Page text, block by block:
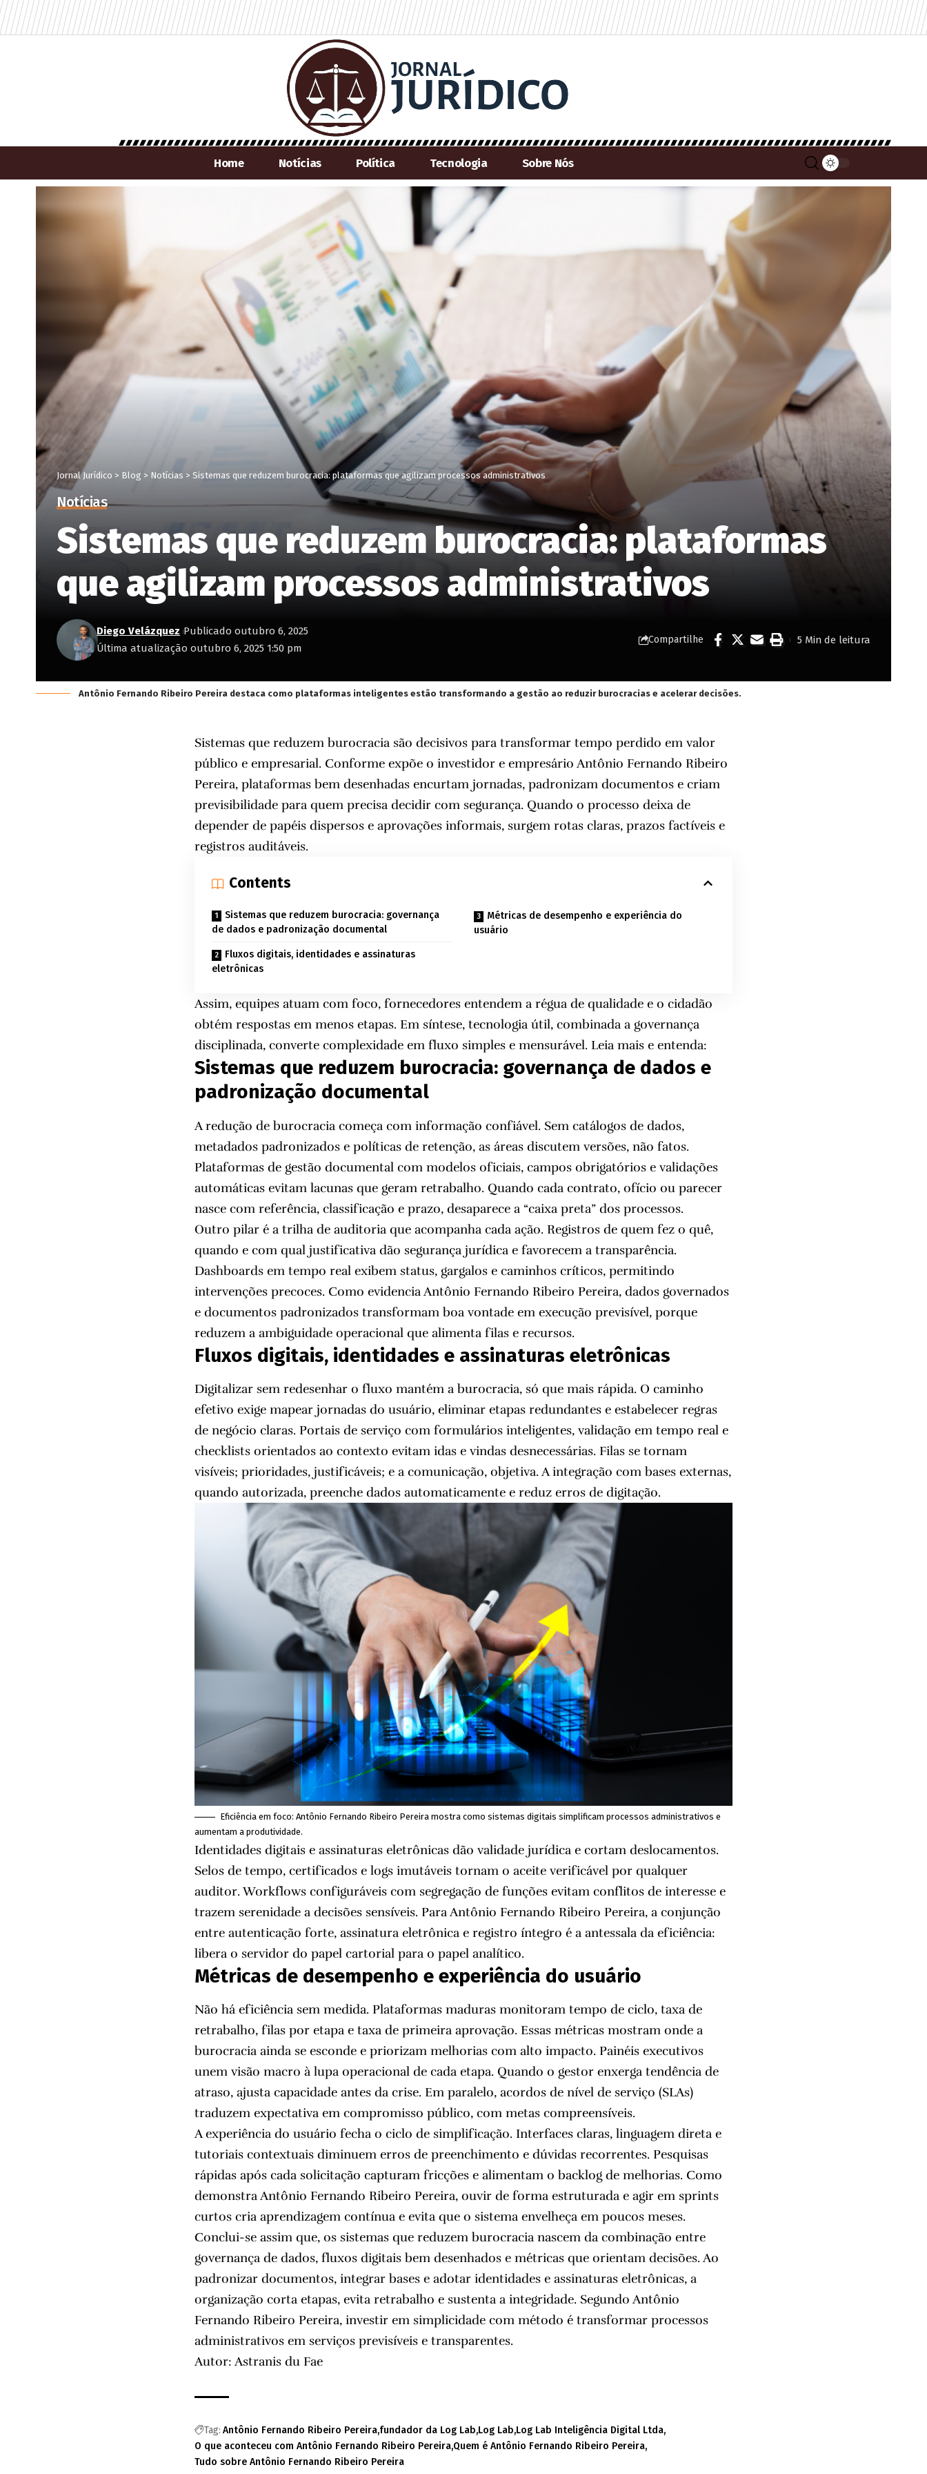
Home Notícias Política Tecnologia Sobre Nós
Jornal Jurídico > Blog > Notícias > Sistemas que reduzem burocracia: plataformas que agilizam processos administrativos
Notícias
Sistemas que reduzem burocracia: plataformas
que agilizam processos administrativos
Última atualização outubro 6, 2025 1:50 pm
Diego Velázquez Publicado outubro 6, 2025
Compartilhe 5 Min de leitura
Antônio Fernando Ribeiro Pereira destaca como plataformas inteligentes estão transformando a gestão ao reduzir burocracias e acelerar decisões.
Sistemas que reduzem burocracia são decisivos para transformar tempo perdido em valor
público e empresarial. Conforme expõe o investidor e empresário Antônio Fernando Ribeiro
Pereira, plataformas bem desenhadas encurtam jornadas, padronizam documentos e criam
previsibilidade para quem precisa decidir com segurança. Quando o processo deixa de
depender de papéis dispersos e aprovações informais, surgem rotas claras, prazos factíveis e
registros auditáveis.
Contents
Sistemas que reduzem burocracia: governança
de dados e padronização documental
Fluxos digitais, identidades e assinaturas
eletrônicas
Métricas de desempenho e experiência do
usuário
Assim, equipes atuam com foco, fornecedores entendem a régua de qualidade e o cidadão
obtém respostas em menos etapas. Em síntese, tecnologia útil, combinada a governança
disciplinada, converte complexidade em fluxo simples e mensurável. Leia mais e entenda:
Sistemas que reduzem burocracia: governança de dados e
padronização documental
A redução de burocracia começa com informação confiável. Sem catálogos de dados,
metadados padronizados e políticas de retenção, as áreas discutem versões, não fatos.
Plataformas de gestão documental com modelos oficiais, campos obrigatórios e validações
automáticas evitam lacunas que geram retrabalho. Quando cada contrato, ofício ou parecer
nasce com referência, classificação e prazo, desaparece a “caixa preta” dos processos.
Outro pilar é a trilha de auditoria que acompanha cada ação. Registros de quem fez o quê,
quando e com qual justificativa dão segurança jurídica e favorecem a transparência.
Dashboards em tempo real exibem status, gargalos e caminhos críticos, permitindo
intervenções precoces. Como evidencia Antônio Fernando Ribeiro Pereira, dados governados
e documentos padronizados transformam boa vontade em execução previsível, porque
reduzem a ambiguidade operacional que alimenta filas e recursos.
Fluxos digitais, identidades e assinaturas eletrônicas
Digitalizar sem redesenhar o fluxo mantém a burocracia, só que mais rápida. O caminho
efetivo exige mapear jornadas do usuário, eliminar etapas redundantes e estabelecer regras
de negócio claras. Portais de serviço com formulários inteligentes, validação em tempo real e
checklists orientados ao contexto evitam idas e vindas desnecessárias. Filas se tornam
visíveis; prioridades, justificáveis; e a comunicação, objetiva. A integração com bases externas,
quando autorizada, preenche dados automaticamente e reduz erros de digitação.
Eficiência em foco: Antônio Fernando Ribeiro Pereira mostra como sistemas digitais simplificam processos administrativos e
aumentam a produtividade.
Identidades digitais e assinaturas eletrônicas dão validade jurídica e cortam deslocamentos.
Selos de tempo, certificados e logs imutáveis tornam o aceite verificável por qualquer
auditor. Workflows configuráveis com segregação de funções evitam conflitos de interesse e
trazem serenidade a decisões sensíveis. Para Antônio Fernando Ribeiro Pereira, a conjunção
entre autenticação forte, assinatura eletrônica e registro íntegro é a antessala da eficiência:
libera o servidor do papel cartorial para o papel analítico.
Métricas de desempenho e experiência do usuário
Não há eficiência sem medida. Plataformas maduras monitoram tempo de ciclo, taxa de
retrabalho, filas por etapa e taxa de primeira aprovação. Essas métricas mostram onde a
burocracia ainda se esconde e priorizam melhorias com alto impacto. Painéis executivos
unem visão macro à lupa operacional de cada etapa. Quando o gestor enxerga tendência de
atraso, ajusta capacidade antes da crise. Em paralelo, acordos de nível de serviço (SLAs)
traduzem expectativa em compromisso público, com metas compreensíveis.
A experiência do usuário fecha o ciclo de simplificação. Interfaces claras, linguagem direta e
tutoriais contextuais diminuem erros de preenchimento e dúvidas recorrentes. Pesquisas
rápidas após cada solicitação capturam fricções e alimentam o backlog de melhorias. Como
demonstra Antônio Fernando Ribeiro Pereira, ouvir de forma estruturada e agir em sprints
curtos cria aprendizagem contínua e evita que o sistema envelheça em poucos meses.
Conclui-se assim que, os sistemas que reduzem burocracia nascem da combinação entre
governança de dados, fluxos digitais bem desenhados e métricas que orientam decisões. Ao
padronizar documentos, integrar bases e adotar identidades e assinaturas eletrônicas, a
organização corta etapas, evita retrabalho e sustenta a integridade. Segundo Antônio
Fernando Ribeiro Pereira, investir em simplicidade com método é transformar processos
administrativos em serviços previsíveis e transparentes.
Autor: Astranis du Fae
Tag: Antônio Fernando Ribeiro Pereira fundador da Log Lab Log Lab Log Lab Inteligência Digital Ltda
O que aconteceu com Antônio Fernando Ribeiro Pereira Quem é Antônio Fernando Ribeiro Pereira
Tudo sobre Antônio Fernando Ribeiro Pereira